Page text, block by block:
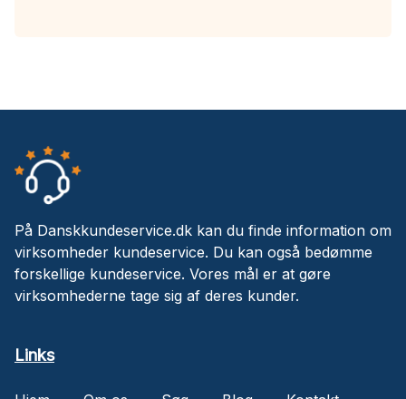
På Danskkundeservice.dk kan du finde information om
virksomheder kundeservice. Du kan også bedømme
forskellige kundeservice. Vores mål er at gøre
virksomhederne tage sig af deres kunder.
Links